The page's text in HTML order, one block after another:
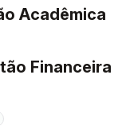
Acadêmica
Financeira